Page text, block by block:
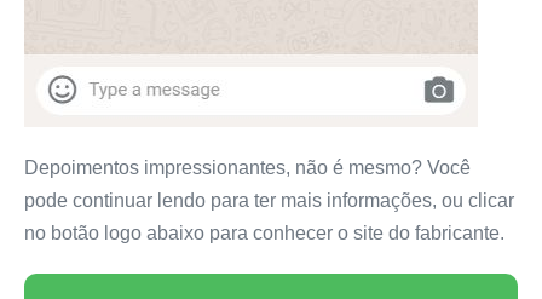
Depoimentos impressionantes, não é mesmo? Você
pode continuar lendo para ter mais informações, ou clicar
no botão logo abaixo para conhecer o site do fabricante.